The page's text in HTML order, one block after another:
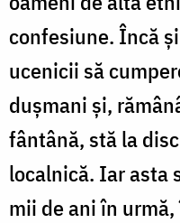
confesiune. Încă
ucenicii să
dușmani și,
fântână, stă la
localnică. Iar asta
mii de ani în